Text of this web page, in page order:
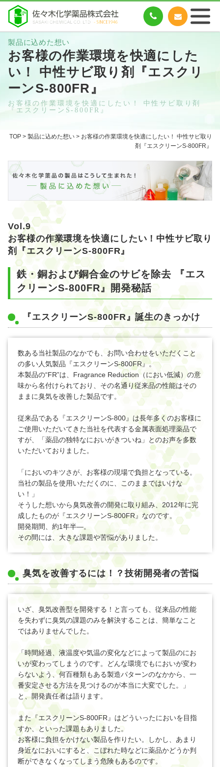
お客様の作業環境を快適にした
い！ 中性サビ取り剤『エスクリ
ーンS-800FR』
お客様の作業環境を快適にしたい！ 中性サビ取り剤
『エスクリーンS-800FR』
TOP > 製品に込めた想い > お客様の作業環境を快適にしたい！ 中性サビ取り
剤『エスクリーンS-800FR』
製品に込めた想い
Vol.9
お客様の作業環境を快適にしたい！中性サビ取り
剤『エスクリーンS-800FR』
鉄・銅および銅合金のサビを除去 『エス
クリーンS-800FR』開発秘話
『エスクリーンS-800FR』誕生のきっかけ
数ある当社製品のなかでも、お問い合わせをいただくこと
の多い人気製品『エスクリーンS-800FR』。
本製品の“FR”は、Fragrance Reduction（におい低減）の意
味から名付けられており、その名通り従来品の性能はその
ままに臭気を改善した製品です。
従来品である『エスクリーンS-800』は長年多くのお客様に
ご使用いただいてきた当社を代表する金属表面処理薬品で
すが、「薬品の独特なにおいがきついね」とのお声を多数
いただいておりました。
「においのキツさが、お客様の現場で負担となっている。
当社の製品を使用いただくのに、このままではいけな
い！」
そうした想いから臭気改善の開発に取り組み、2012年に完
成したものが『エスクリーンS-800FR』なのです。
開発期間、約1年半―。
その間には、大きな課題や苦悩がありました。
臭気を改善するには！？技術開発者の苦悩
いざ、臭気改善型を開発する！と言っても、従来品の性能
を失わずに臭気の課題のみを解決することは、簡単なこと
ではありませんでした。
「時間経過、液温度や気温の変化などによって製品のにお
いが変わってしまうのです。どんな環境でもにおいが変わ
らないよう、何百種類もある製造パターンのなかから、一
番安定させる方法を見つけるのが本当に大変でした。」
と、開発責任者は語ります。
また『エスクリーンS-800FR』はどういったにおいを目指
すか、といった課題もありました。
お客様に負担をかけない製品を作りたい。しかし、あまり
身近なにおいにすると、こぼれた時などに薬品かどうか判
断ができなくなってしまう危険もあるのです。